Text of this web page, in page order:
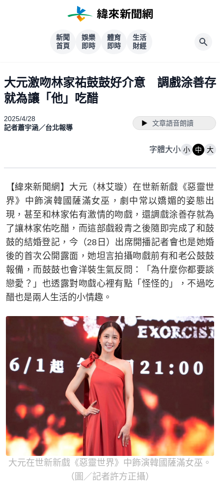
新聞
首頁
娛樂
即時
體育
即時
生活
財經
大元激吻林家祐鼓鼓好介意 調戲涂善存
就為讓「他」吃醋
2025/4/28
記者蕭宇涵／台北報導
文章語音朗讀
字體大小 小 中 大
【緯來新聞網】大元（林艾璇）在世新新戲《惡靈世
界》中飾演韓國薩滿女巫，劇中常以嬌媚的姿態出
現，甚至和林家佑有激情的吻戲，還調戲涂善存就為
了讓林家佑吃醋，而這部戲殺青之後隨即完成了和鼓
鼓的結婚登記，今（28日）出席開播記者會也是她婚
後的首次公開露面，她坦言拍攝吻戲前有和老公鼓鼓
報備，而鼓鼓也會洋裝生氣反問：「為什麼你都要談
戀愛？」也透露對吻戲心裡有點「怪怪的」，不過吃
醋也是兩人生活的小情趣。
大元在世新新戲《惡靈世界》中飾演韓國薩滿女巫。
（圖／記者許方正攝）